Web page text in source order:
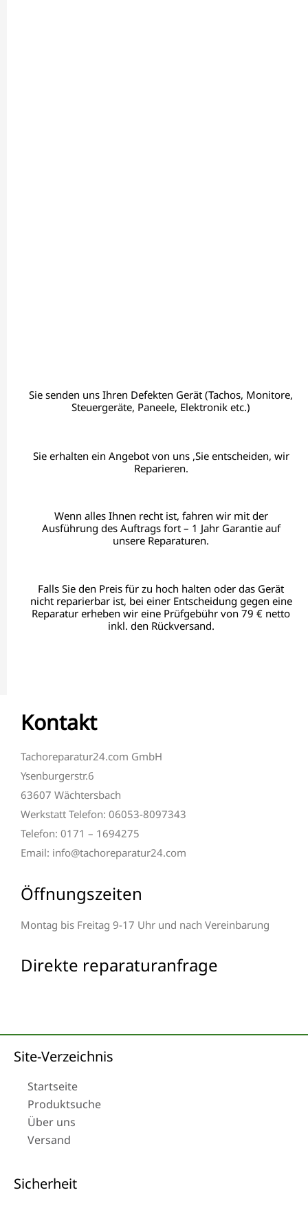
Sie senden uns Ihren Defekten Gerät (Tachos, Monitore,
Steuergeräte, Paneele, Elektronik etc.)
Sie erhalten ein Angebot von uns ,Sie entscheiden, wir
Reparieren.
Wenn alles Ihnen recht ist, fahren wir mit der
Ausführung des Auftrags fort – 1 Jahr Garantie auf
unsere Reparaturen.
Falls Sie den Preis für zu hoch halten oder das Gerät
nicht reparierbar ist, bei einer Entscheidung gegen eine
Reparatur erheben wir eine Prüfgebühr von 79 € netto
inkl. den Rückversand.
Kontakt
Tachoreparatur24.com GmbH
Ysenburgerstr.6
63607 Wächtersbach
Werkstatt Telefon: 06053-8097343
Telefon: 0171 – 1694275
Email: info@tachoreparatur24.com
Öffnungszeiten
Montag bis Freitag 9-17 Uhr und nach Vereinbarung
Direkte reparaturanfrage
Site-Verzeichnis
Startseite
Produktsuche
Über uns
Versand
Sicherheit